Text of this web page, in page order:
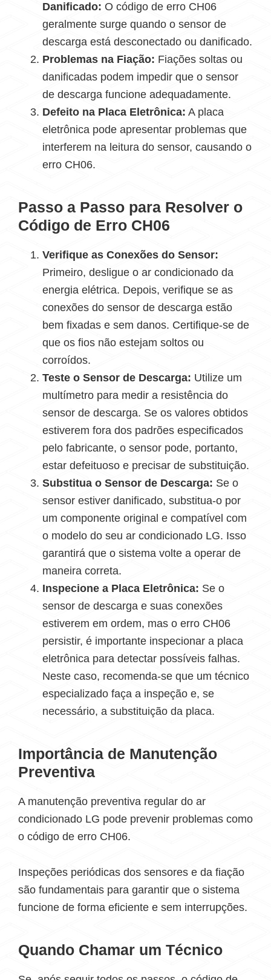
Danificado: O código de erro CH06
geralmente surge quando o sensor de
descarga está desconectado ou danificado.
Problemas na Fiação: Fiações soltas ou
danificadas podem impedir que o sensor
de descarga funcione adequadamente.
Defeito na Placa Eletrônica: A placa
eletrônica pode apresentar problemas que
interferem na leitura do sensor, causando o
erro CH06.
Passo a Passo para Resolver o
Código de Erro CH06
Verifique as Conexões do Sensor:
Primeiro, desligue o ar condicionado da
energia elétrica. Depois, verifique se as
conexões do sensor de descarga estão
bem fixadas e sem danos. Certifique-se de
que os fios não estejam soltos ou
corroídos.
Teste o Sensor de Descarga: Utilize um
multímetro para medir a resistência do
sensor de descarga. Se os valores obtidos
estiverem fora dos padrões especificados
pelo fabricante, o sensor pode, portanto,
estar defeituoso e precisar de substituição.
Substitua o Sensor de Descarga: Se o
sensor estiver danificado, substitua-o por
um componente original e compatível com
o modelo do seu ar condicionado LG. Isso
garantirá que o sistema volte a operar de
maneira correta.
Inspecione a Placa Eletrônica: Se o
sensor de descarga e suas conexões
estiverem em ordem, mas o erro CH06
persistir, é importante inspecionar a placa
eletrônica para detectar possíveis falhas.
Neste caso, recomenda-se que um técnico
especializado faça a inspeção e, se
necessário, a substituição da placa.
Importância de Manutenção
Preventiva
A manutenção preventiva regular do ar
condicionado LG pode prevenir problemas como
o código de erro CH06.
Inspeções periódicas dos sensores e da fiação
são fundamentais para garantir que o sistema
funcione de forma eficiente e sem interrupções.
Quando Chamar um Técnico